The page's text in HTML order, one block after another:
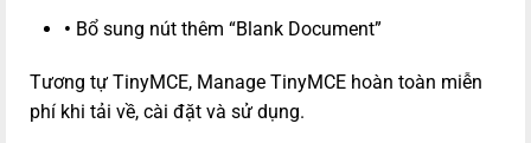
• Bổ sung nút thêm “Blank Document”
Tương tự TinyMCE, Manage TinyMCE hoàn toàn miễn
phí khi tải về, cài đặt và sử dụng.